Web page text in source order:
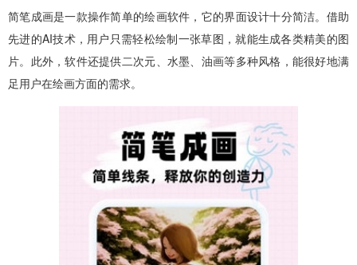
简笔成画是一款操作简单的绘画软件，它的界面设计十分简洁。借助
先进的AI技术，用户只需轻松绘制一张草图，就能生成各类精美的图
片。此外，软件还提供二次元、水墨、油画等多种风格，能很好地满
足用户在绘画方面的需求。